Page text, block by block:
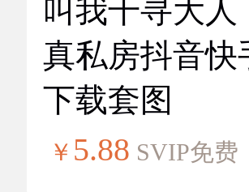
叫我千寻大人
真私房抖音快
下载套图
￥ 5.88 SVIP免费